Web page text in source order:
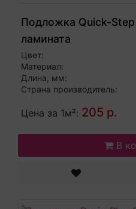
Подложка Quick-
ламината
Цвет:
Материал:
Длина, мм:
Страна производитель:
Цена за 1м²: 205 р.
В